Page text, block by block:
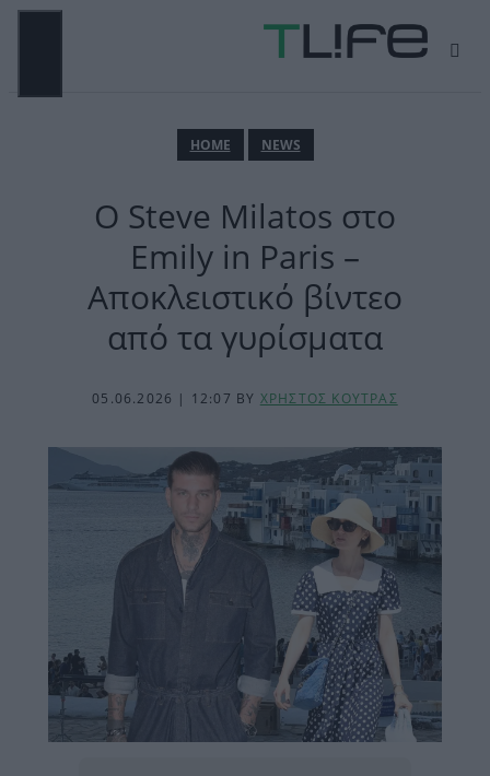
Μετάβαση
ΗΟΜΕ NEWS
Ο Steve Milatos στο
Emily in Paris –
Αποκλειστικό βίντεο
από τα γυρίσματα
05.06.2026 | 12:07 BY ΧΡΗΣΤΟΣ ΚΟΥΤΡΑΣ